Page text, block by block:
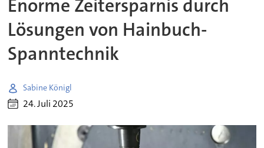
Enorme Zeitersparnis durch
Lösungen von Hainbuch-
Spanntechnik
Sabine Königl
24. Juli 2025